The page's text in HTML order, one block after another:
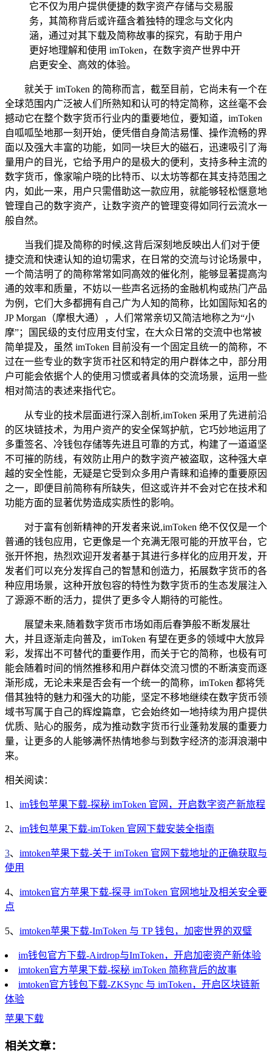
它不仅为用户提供便捷的数字资产存储与交易服
务，其简称背后或许蕴含着独特的理念与文化内
涵，通过对其下载及简称故事的探究，有助于用户
更好地理解和使用 imToken，在数字资产世界中开
启更安全、高效的体验。
就关于 imToken 的简称而言，截至目前，它尚未有一个在
全球范围内广泛被人们所熟知和认可的特定简称，这丝毫不会
撼动它在整个数字货币行业内的重要地位，要知道，imToken
自呱呱坠地那一刻开始，便凭借自身简洁易懂、操作流畅的界
面以及强大丰富的功能，如同一块巨大的磁石，迅速吸引了海
量用户的目光，它给予用户的是极大的便利，支持多种主流的
数字货币，像家喻户晓的比特币、以太坊等都在其支持范围之
内，如此一来，用户只需借助这一款应用，就能够轻松惬意地
管理自己的数字资产，让数字资产的管理变得如同行云流水一
般自然。
当我们提及简称的时候,这背后深刻地反映出人们对于便
捷交流和快速认知的迫切需求，在日常的交流与讨论场景中，
一个简洁明了的简称常常如同高效的催化剂，能够显著提高沟
通的效率和质量，不妨以一些声名远扬的金融机构或热门产品
为例，它们大多都拥有自己广为人知的简称，比如国际知名的
JP Morgan（摩根大通），人们常常亲切又简洁地称之为“小
摩”；国民级的支付应用支付宝，在大众日常的交流中也常被
简单提及，虽然 imToken 目前没有一个固定且统一的简称，不
过在一些专业的数字货币社区和特定的用户群体之中，部分用
户可能会依据个人的使用习惯或者具体的交流场景，运用一些
相对简洁的表述来指代它。
从专业的技术层面进行深入剖析,imToken 采用了先进前沿
的区块链技术，为用户资产的安全保驾护航，它巧妙地运用了
多重签名、冷钱包存储等先进且可靠的方式，构建了一道道坚
不可摧的防线，有效防止用户的数字资产被盗取，这种强大卓
越的安全性能，无疑是它受到众多用户青睐和追捧的重要原因
之一，即便目前简称有所缺失，但这或许并不会对它在技术和
功能方面的显著优势造成实质性的影响。
对于富有创新精神的开发者来说,imToken 绝不仅仅是一个
普通的钱包应用，它更像是一个充满无限可能的开放平台，它
张开怀抱，热烈欢迎开发者基于其进行多样化的应用开发，开
发者们可以充分发挥自己的智慧和创造力，拓展数字货币的各
种应用场景，这种开放包容的特性为数字货币的生态发展注入
了源源不断的活力，提供了更多令人期待的可能性。
展望未来,随着数字货币市场如雨后春笋般不断发展壮
大，并且逐渐走向普及，imToken 有望在更多的领域中大放异
彩，发挥出不可替代的重要作用，而关于它的简称，也极有可
能会随着时间的悄然推移和用户群体交流习惯的不断演变而逐
渐形成，无论未来是否会有一个统一的简称，imToken 都将凭
借其独特的魅力和强大的功能，坚定不移地继续在数字货币领
域书写属于自己的辉煌篇章，它会始终如一地持续为用户提供
优质、贴心的服务，成为推动数字货币行业蓬勃发展的重要力
量，让更多的人能够满怀热情地参与到数字经济的澎湃浪潮中
来。
相关阅读：
1、 im钱包苹果下载-探秘 imToken 官网，开启数字资产新旅程
2、 im钱包苹果下载-imToken 官网下载安装全指南
3、 imtoken苹果下载-关于 imToken 官网下载地址的正确获取与
使用
4、 imtoken官方苹果下载-探寻 imToken 官网地址及相关安全要
点
5、 imtoken苹果下载-ImToken 与 TP 钱包，加密世界的双璧
im钱包官方下载-Airdrop与ImToken，开启加密资产新体验
imtoken官方苹果下载-探秘 imToken 简称背后的故事
imtoken官方钱包下载-ZKSync 与 imToken，开启区块链新
体验
苹果下载
相关文章：